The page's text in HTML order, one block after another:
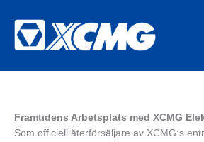
innehåll
Framtidens Arbetsplats med XCMG
Som officiell återförsäljare av XCMG:s